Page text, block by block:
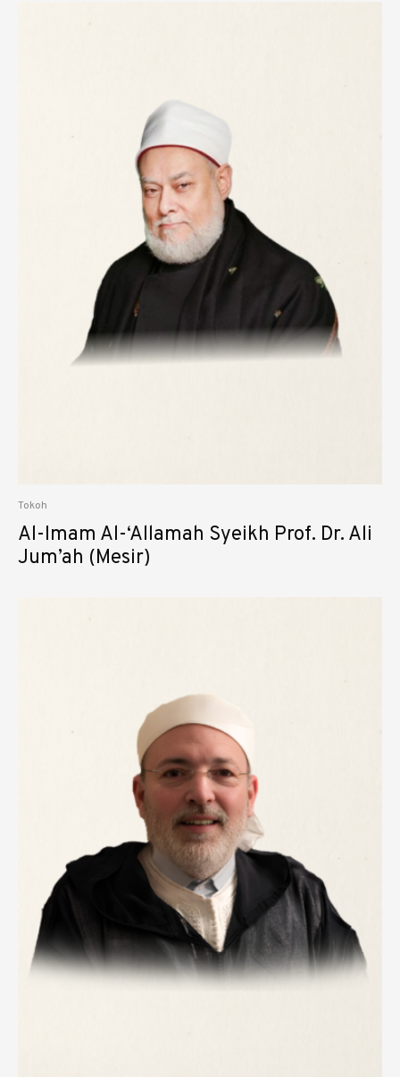
Tokoh
Al-Imam Al-‘Allamah Syeikh Prof. Dr. Ali
Jum’ah (Mesir)